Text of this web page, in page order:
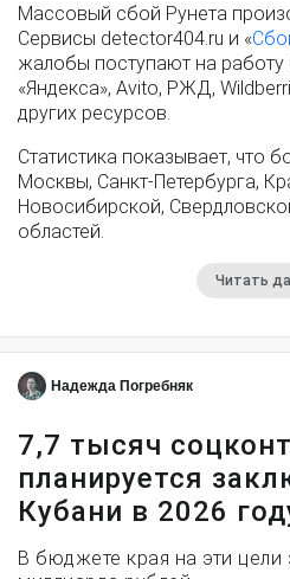
Массовый сбой Рунета
Сервисы detector404.ru и «
жалобы поступают на работу
«Яндекса», Avito, РЖД,
других ресурсов.
Статистика показывает, что
Москвы, Санкт-Петербурга,
Новосибирской,
областей.
Читать
Надежда Погребняк
7,7 тысяч
планируется
Кубани в 2026
В бюджете края на эти цели